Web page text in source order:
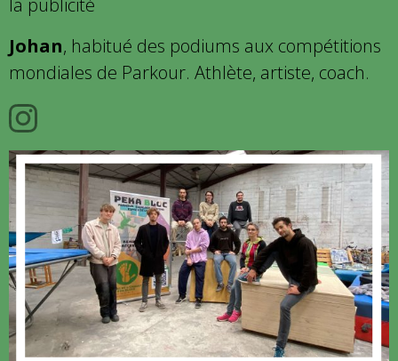
la publicité
Johan, habitué des podiums aux compétitions
mondiales de Parkour. Athlète, artiste, coach.